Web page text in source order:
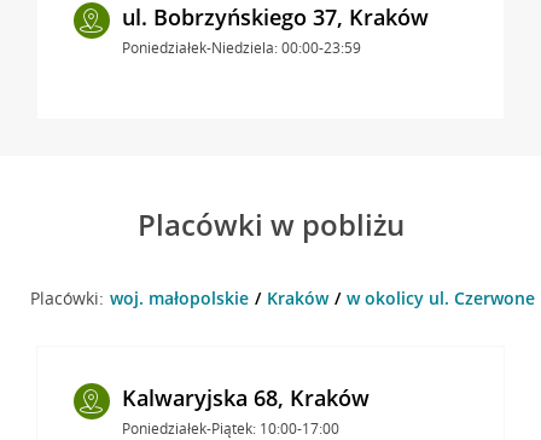
ul. Bobrzyńskiego 37, Kraków
Poniedziałek-Niedziela: 00:00-23:59
Placówki w pobliżu
Placówki: woj. małopolskie Kraków w okolicy ul. Czerwone
Kalwaryjska 68, Kraków
Poniedziałek-Piątek: 10:00-17:00